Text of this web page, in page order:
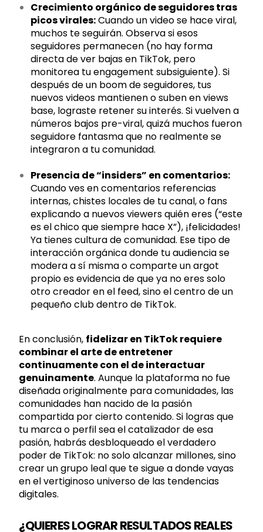
Crecimiento orgánico de seguidores tras
picos virales:Cuando un video se hace viral,
muchos te seguirán. Observa si esos
seguidores permanecen (no hay forma
directa de ver bajas en TikTok, pero
monitorea tu engagement subsiguiente). Si
después de un boom de seguidores, tus
nuevos videos mantienen o suben en views
base, lograste retener su interés. Si vuelven a
números bajos pre-viral, quizá muchos fueron
seguidore fantasma que no realmente se
integraron a tu comunidad.
Presencia de “insiders” en comentarios:
Cuando ves en comentarios referencias
internas, chistes locales de tu canal, o fans
explicando a nuevos viewers quién eres (“este
es el chico que siempre hace X”), ¡felicidades!
Ya tienes cultura de comunidad. Ese tipo de
interacción orgánica donde tu audiencia se
modera a sí misma o comparte un argot
propio es evidencia de que ya no eres solo
otro creador en el feed, sino el centro de un
pequeño club dentro de TikTok.
En conclusión, fidelizar en TikTok requiere
combinar el arte de entretener
continuamente con el de interactuar
genuinamente. Aunque la plataforma no fue
diseñada originalmente para comunidades, las
comunidades han nacido de la pasión
compartida por cierto contenido. Si logras que
tu marca o perfil sea el catalizador de esa
pasión, habrás desbloqueado el verdadero
poder de TikTok: no solo alcanzar millones, sino
crear un grupo leal que te sigue a donde vayas
en el vertiginoso universo de las tendencias
digitales.
¿QUIERES LOGRAR RESULTADOS REALES